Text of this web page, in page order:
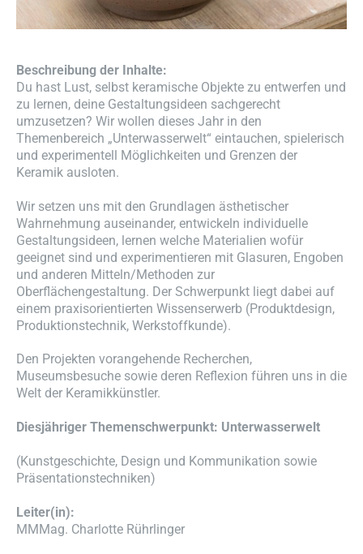
Beschreibung der Inhalte:
Du hast Lust, selbst keramische Objekte zu entwerfen und
zu lernen, deine Gestaltungsideen sachgerecht
umzusetzen? Wir wollen dieses Jahr in den
Themenbereich „Unterwasserwelt“ eintauchen, spielerisch
und experimentell Möglichkeiten und Grenzen der
Keramik ausloten.
Wir setzen uns mit den Grundlagen ästhetischer
Wahrnehmung auseinander, entwickeln individuelle
Gestaltungsideen, lernen welche Materialien wofür
geeignet sind und experimentieren mit Glasuren, Engoben
und anderen Mitteln/Methoden zur
Oberflächengestaltung. Der Schwerpunkt liegt dabei auf
einem praxisorientierten Wissenserwerb (Produktdesign,
Produktionstechnik, Werkstoffkunde).
Den Projekten vorangehende Recherchen,
Museumsbesuche sowie deren Reflexion führen uns in die
Welt der Keramikkünstler.
Diesjähriger Themenschwerpunkt: Unterwasserwelt
(Kunstgeschichte, Design und Kommunikation sowie
Präsentationstechniken)
Leiter(in):
MMMag. Charlotte Rührlinger